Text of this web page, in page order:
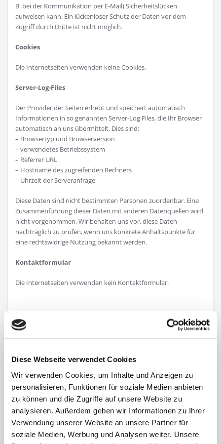
Diese Webseite verwendet Cookies
Wir verwenden Cookies, um Inhalte und Anzeigen zu
personalisieren, Funktionen für soziale Medien anbieten
zu können und die Zugriffe auf unsere Website zu
analysieren. Außerdem geben wir Informationen zu Ihrer
Verwendung unserer Website an unsere Partner für
soziale Medien, Werbung und Analysen weiter. Unsere
B. bei der Kommunikation per E-Mail) Sicherheitslücken
aufweisen kann. Ein lückenloser Schutz der Daten vor dem
Zugriff durch Dritte ist nicht möglich.
Cookies
Die Internetseiten verwenden keine Cookies.
Server-Log-Files
Der Provider der Seiten erhebt und speichert automatisch
Informationen in so genannten Server-Log Files, die Ihr Browser
automatisch an uns übermittelt. Dies sind:
– Browsertyp und Browserversion
– verwendetes Betriebssystem
– Referrer URL
– Hostname des zugreifenden Rechners
– Uhrzeit der Serveranfrage
Diese Daten sind nicht bestimmten Personen zuordenbar. Eine
Zusammenführung dieser Daten mit anderen Datenquellen wird
nicht vorgenommen. Wir behalten uns vor, diese Daten
nachträglich zu prüfen, wenn uns konkrete Anhaltspunkte für
eine rechtswidrige Nutzung bekannt werden.
Kontaktformular
Die Internetseiten verwenden kein Kontaktformular.
Newsletterdaten
SSL-Verschlüsselung
Diese Seite nutzt aus Gründen der Sicherheit und zum Schutz der
Übertragung vertraulicher Inhalte, wie zum Beispiel der
Anfragen,die Sie an uns als Seitenbetreiber senden, eine SSL-
Verschlüsselung. Eine verschlüsselte Verbindung erkennen Sie
daran, dass die Adresszeile des Browsers von „http://“ auf
„https://“ wechselt und an dem Schloss-Symbol in Ihrer